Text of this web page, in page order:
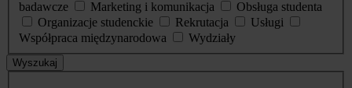
badawcze
Marketing i komunikacja
Obsługa studenta
Organizacje studenckie
Rekrutacja
Usługi
Współpraca międzynarodowa
Wydziały
Wyszukaj